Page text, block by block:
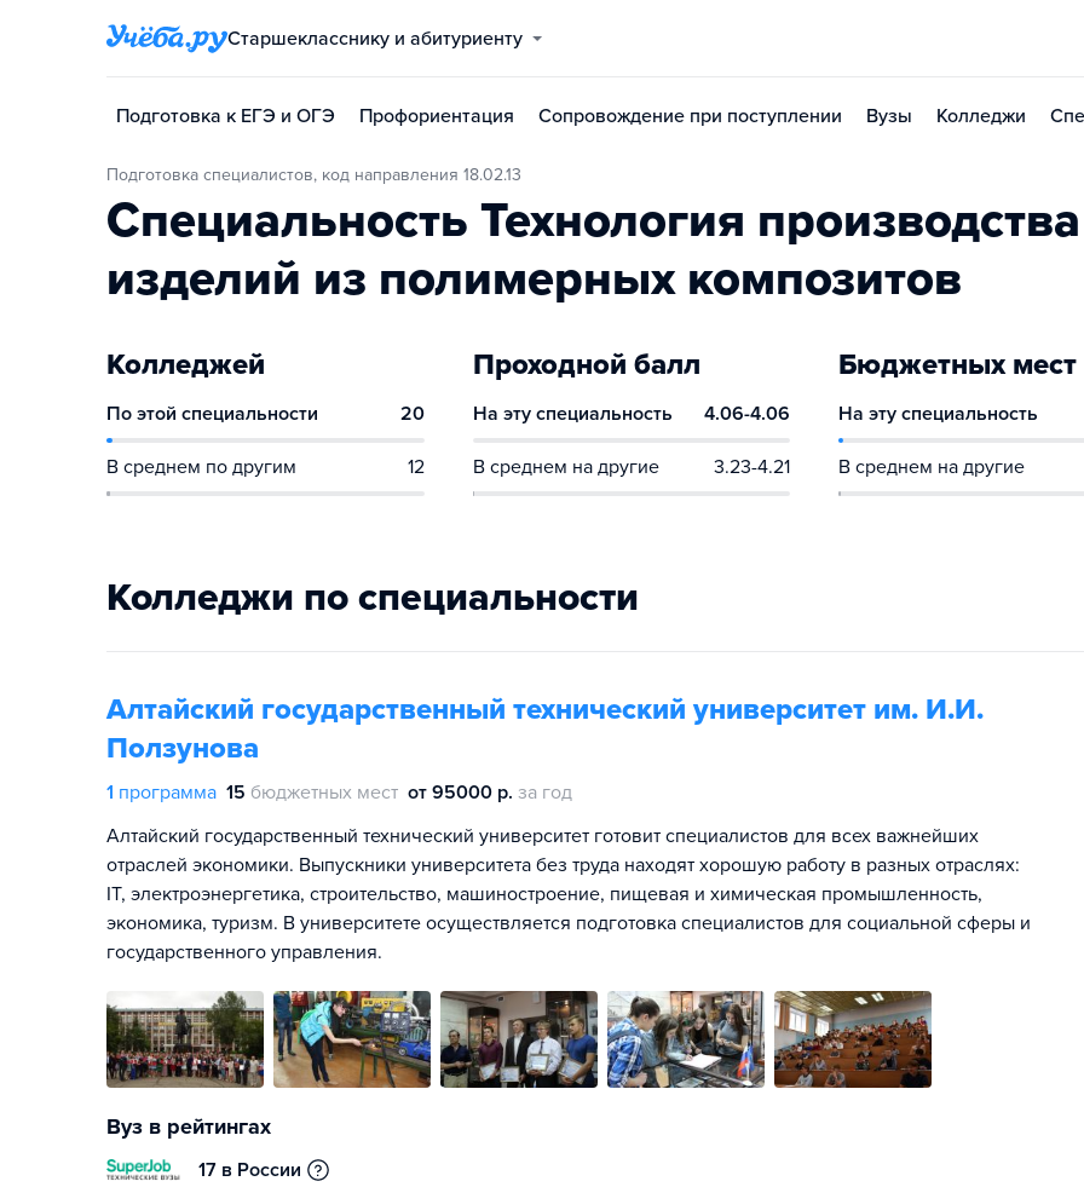
Старшекласснику и абитуриенту
Подготовка к ЕГЭ и ОГЭ Профориентация Сопровождение при поступлении Вузы Колледжи
Подготовка специалистов, код направления 18.02.13
Специальность Технология производства
изделий из полимерных композитов
Колледжей
По этой специальности 20
В среднем по другим 12
Проходной балл
На эту специальность 4.06-4.06
В среднем на другие 3.23-4.21
Бюджетных мест
На эту специальность
В среднем на другие
Колледжи по специальности
Алтайский государственный технический университет им. И.И.
Ползунова
1 программа 15 бюджетных мест от 95000 р. за год
Алтайский государственный технический университет готовит специалистов для всех важнейших
отраслей экономики. Выпускники университета без труда находят хорошую работу в разных отраслях:
IT, электроэнергетика, строительство, машиностроение, пищевая и химическая промышленность,
экономика, туризм. В университете осуществляется подготовка специалистов для социальной сферы и
государственного управления.
Вуз в рейтингах
17 в России